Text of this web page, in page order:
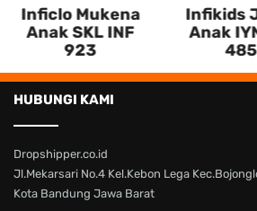
Inficlo Mukena
Anak SKL INF
923
Infikids
Anak
485
HUBUNGI KAMI
Dropshipper.co.id
Jl.Mekarsari No.4 Kel.Kebon Lega
Kota Bandung Jawa Barat